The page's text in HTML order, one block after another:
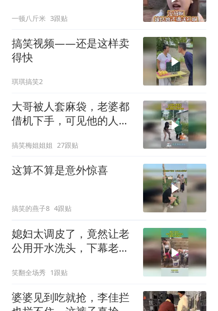
一顿八斤米 3跟贴
搞笑视频——还是这样卖
得快
琪琪搞笑2
大哥被人套麻袋，老婆都
借机下手，可见他的人品
搞笑梅姐姐姐 27跟贴
这算不算是意外惊喜
搞笑的燕子8 4跟贴
媳妇太调皮了，竟然让老
公用开水洗头，下幕老公
笑翻全场秀 1跟贴
婆婆见到吃就抢，李佳拦